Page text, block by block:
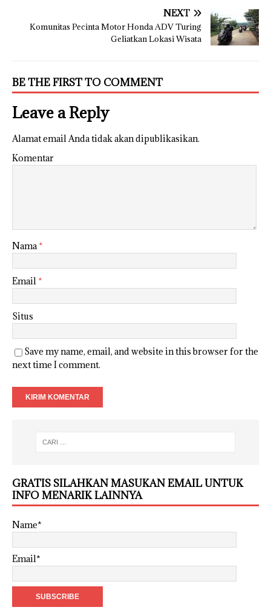
NEXT
Komunitas Pecinta Motor Honda ADV Turing
Geliatkan Lokasi Wisata
BE THE FIRST TO COMMENT
Leave a Reply
Alamat email Anda tidak akan dipublikasikan.
Komentar
Nama *
Email *
Situs
Save my name, email, and website in this browser for the
next time I comment.
GRATIS SILAHKAN MASUKAN EMAIL UNTUK
INFO MENARIK LAINNYA
Name*
Email*